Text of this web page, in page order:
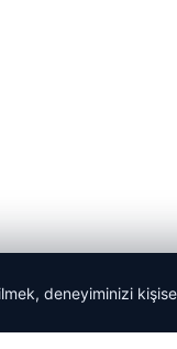
deneyiminizi